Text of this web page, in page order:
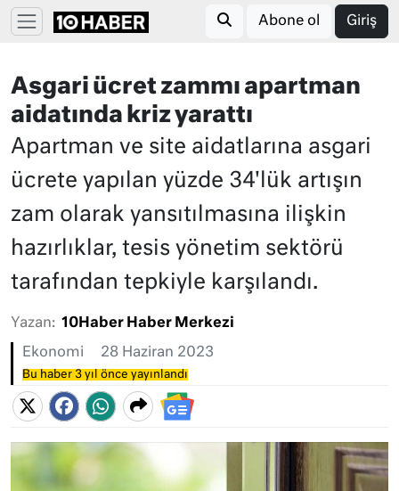
Abone ol Giriş
Asgari ücret zammı apartman
aidatında kriz yarattı
Apartman ve site aidatlarına asgari
ücrete yapılan yüzde 34'lük artışın
zam olarak yansıtılmasına ilişkin
hazırlıklar, tesis yönetim sektörü
tarafından tepkiyle karşılandı.
Yazan: 10Haber Haber Merkezi
Ekonomi 28 Haziran 2023
Bu haber 3 yıl önce yayınlandı